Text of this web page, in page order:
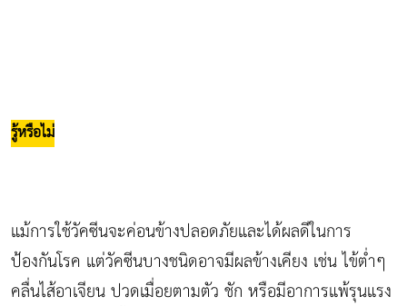
รู้หรือไม่
แม้การใช้วัคซีนจะค่อนข้างปลอดภัยและได้ผลดีในการ
ป้องกันโรค แต่วัคซีนบางชนิดอาจมีผลข้างเคียง เช่น ไข้ต่ำๆ
คลื่นไส้อาเจียน ปวดเมื่อยตามตัว ชัก หรือมีอาการแพ้รุนแรง